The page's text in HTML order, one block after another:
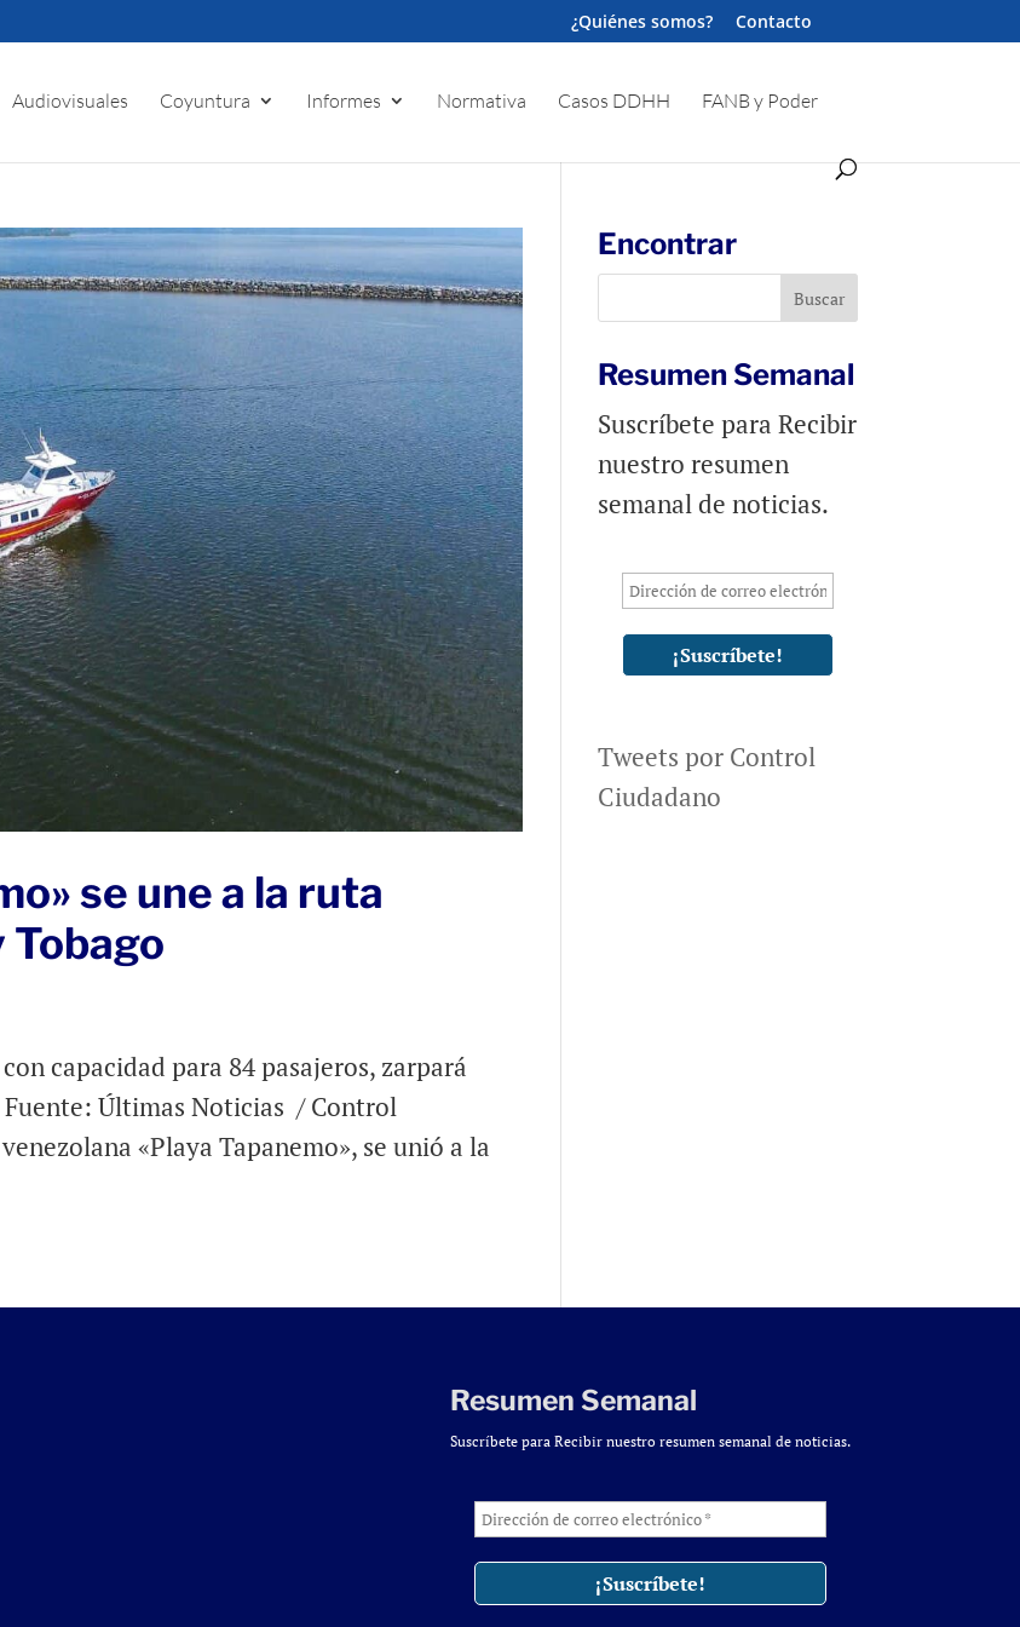
¿Quiénes somos? Contacto
Audiovisuales Coyuntura Informes Normativa Casos DDHH FANB y Poder
se une a la ruta
Tobago
capacidad para 84 pasajeros, zarpará
Fuente: Últimas Noticias / Control
«Playa Tapanemo», se unió a la
Encontrar
Resumen Semanal
Suscríbete para Recibir
nuestro resumen
semanal de noticias.
Tweets por Control
Ciudadano
Resumen Semanal
Suscríbete para Recibir nuestro resumen semanal de noticias.